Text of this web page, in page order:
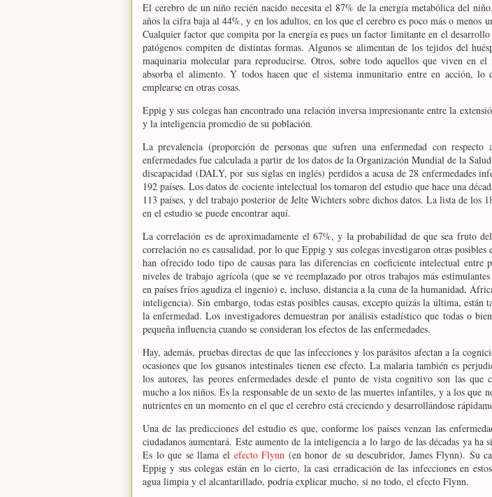
El cerebro de un niño recién nacido necesita el 87% de la energía metabólica del
años la cifra baja al 44%, y en los adultos, en los que el cerebro es poco más o menos
Cualquier factor que compita por la energía es pues un factor limitante en el
patógenos compiten de distintas formas. Algunos se alimentan de los tejidos del
maquinaria molecular para reproducirse. Otros, sobre todo aquellos que viven en el
absorba el alimento. Y todos hacen que el sistema inmunitario entre en acción, lo
emplearse en otras cosas.
Eppig y sus colegas han encontrado una relación inversa impresionante entre la
y la inteligencia promedio de su población.
La prevalencia (proporción de personas que sufren una enfermedad con
enfermedades fue calculada a partir de los datos de la Organización Mundial dela Salud
discapacidad (DALY, por sus siglas en inglés) perdidos a acusa de 28 enfermedades
192 países. Los datos de cociente intelectual los tomaron del estudio que hace una
113 países, y del trabajo posterior de Jelte Wichters sobre dichos datos. La lista de los
en el estudio se puede encontrar aquí.
La correlación es de aproximadamente el 67%, y la probabilidad de que sea fruto
correlación no es causalidad, por lo que Eppig y sus colegas investigaron otras posibles
han ofrecido todo tipo de causas para las diferencias en coeficiente intelectual entre
niveles de trabajo agrícola (que se ve reemplazado por otros trabajos más
en países fríos agudiza el ingenio) e, incluso, distancia a la cuna de la humanidad,
inteligencia). Sin embargo, todas estas posibles causas, excepto quizás la última, están
la enfermedad. Los investigadores demuestran por análisis estadístico que todas o
pequeña influencia cuando se consideran los efectos de las enfermedades.
Hay, además, pruebas directas de que las infecciones y los parásitos afectan a la
ocasiones que los gusanos intestinales tienen ese efecto. La malaria también es
los autores, las peores enfermedades desde el punto de vista cognitivo son las que
mucho a los niños. Es la responsable de un sexto de las muertes infantiles, y a los que
nutrientes en un momento en el que el cerebro está creciendo y desarrollándose
Una de las predicciones del estudio es que, conforme los países venzan las
ciudadanos aumentará. Este aumento de la inteligencia a lo largo de las décadas ya ha
Es lo que se llama el efecto Flynn (en honor de su descubridor, James Flynn). Su
Eppig y sus colegas están en lo cierto, la casi erradicación de las infecciones en
agua limpia y el alcantarillado, podría explicar mucho, si no todo, el efecto Flynn.